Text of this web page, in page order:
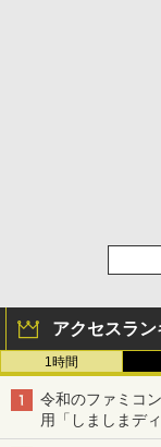
アクセスラン
1時間
令和のファミコ
用「しましまデ